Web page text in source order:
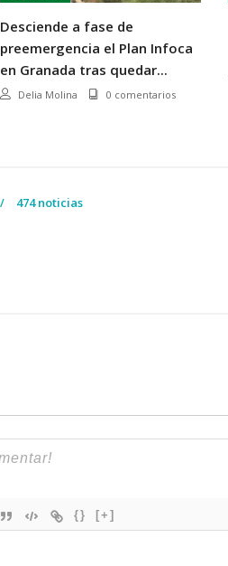
Desciende a fase de
preemergencia el Plan Infoca
en Granada tras quedar...
Delia Molina 0 comentarios
474 noticias
{} [+]